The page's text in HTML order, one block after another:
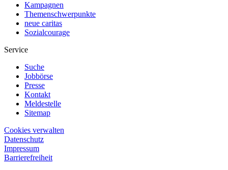
Kampagnen
Themenschwerpunkte
neue caritas
Sozialcourage
Service
Suche
Jobbörse
Presse
Kontakt
Meldestelle
Sitemap
Cookies verwalten
Datenschutz
Impressum
Barrierefreiheit